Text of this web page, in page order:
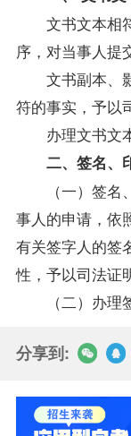
文书文本相符
序，对当事人提
文书副本、影
符的事实，予以
办理文书文
二、签名、
（一）签名、
事人的申请，依
有关签字人的签
性，予以司法证
（二）办理签
分享到: